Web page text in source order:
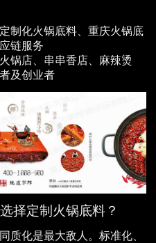
制化火锅底料、重庆火锅底
链服务
锅店、串串香店、麻辣烫
及创业者
择定制火锅底料？
质化是最大敌人。标准化、